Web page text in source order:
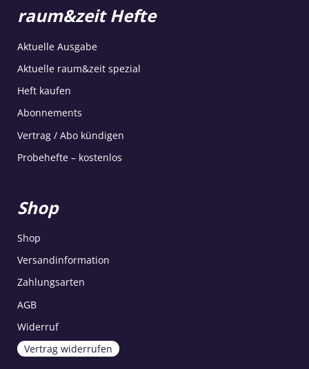
raum&zeit Hefte
Aktuelle Ausgabe
Aktuelle raum&zeit spezial
Heft kaufen
Abonnements
Vertrag / Abo kündigen
Probehefte – kostenlos
Shop
Shop
Versandinformation
Zahlungsarten
AGB
Widerruf
Vertrag widerrufen